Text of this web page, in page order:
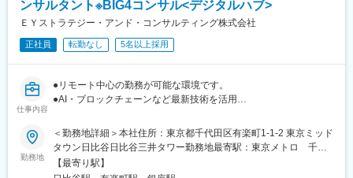
安定しています。
【継続的に業務拡大】
・官公庁以外にも、大手ゼネコンやハウジングメーカー等から創
業以来受注が続いております。社内の教育制度を整えて組織強化
も進めており、毎年継続的に業務を拡大しております。
変更の範囲：無
補助
■英語利用について：
担当パートナーやクライアントにより、英語の使用頻度が変わり
ます。
アサインによってはほとんど使わないこともありますので、あら
かじめご了承ください。
ワーキングマザーがキャリアを継続し活躍中。
ご事情により短時間の中抜けや、お子様のお世話がひと段落して
から業務を再開する等、柔軟な働き方が可能になっています。
ンサルタント※BIG4コンサル<デジタルハブ>
ＥＹストラテジー・アンド・コンサルティング株式会社
正社員 転勤なし 5名以上採用
仕事内容
●リモート中心の勤務が可能な環境です。
●AI・ブロックチェーンなど最新技術を活用
●テクノロジー領域でキャリア志向に合わせたキャリアパス設計が
可能
＝＝
勤務地
＜勤務地詳細＞本社住所：東京都千代田区有楽町1-1-2 東京ミッド
タウン日比谷日比谷三井タワー勤務地最寄駅：東京メトロ 千代
田線／日比谷駅受動喫煙対策：屋内全面禁煙変更の範囲：会社の
定める事業所（リモートワーク含む）
【最寄り駅】